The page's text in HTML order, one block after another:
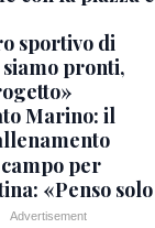
sportivo di
pronti,
Marino: il
per
«Penso solo